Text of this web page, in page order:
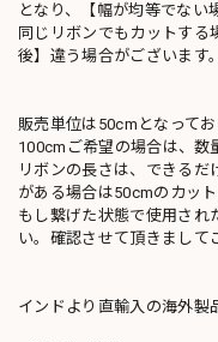
となり、【幅が均等でない
同じリボンでもカットする
後】違う場合がございます。
販売単位は50cmとなってお
100cmご希望の場合は、数
リボンの長さは、できる
がある場合は50cmのカッ
もし繋げた状態で使用され
い。確認させて頂きまして
インドより直輸入の海外製